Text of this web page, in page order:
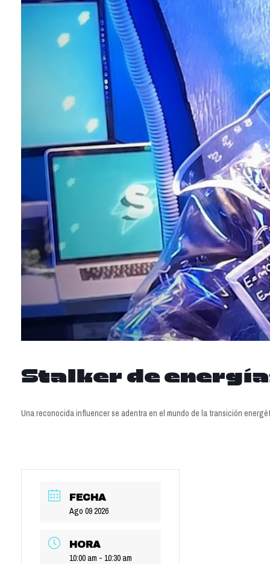
Stalker de
Una reconocida influencer se adentra en el mundo de la transición
FECHA
Ago 09 2026
HORA
10:00 am - 10:30 am